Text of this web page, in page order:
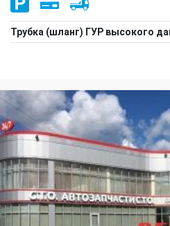
Трубка (шланг) ГУР высокого